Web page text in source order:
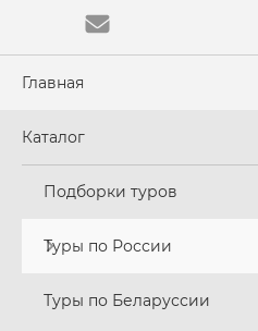
Главная
Каталог
Подборки туров
Туры по России
Туры по Беларуссии